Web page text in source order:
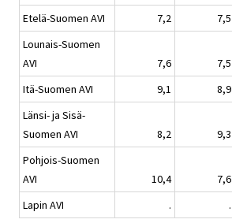
Etelä-Suomen AVI
7,2 7,5
Lounais-Suomen
AVI
7,6 7,5
Itä-Suomen AVI
9,1 8,9
Länsi- ja Sisä-
Suomen AVI
8,2 9,3
Pohjois-Suomen
AVI
10,4 7,6
Lapin AVI
. .